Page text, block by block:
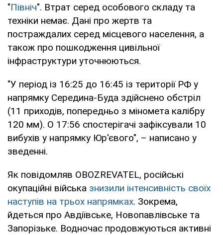
"Північ". Втрат серед особового складу та
техніки немає. Дані про жертв та
постраждалих серед місцевого населення, а
також про пошкодження цивільної
інфраструктури уточнюються.
"У період із 16:25 до 16:45 із території РФ у
напрямку Середина-Буда здійснено обстріл
(11 приходів, попередньо з міномета калібру
120 мм). О 17:56 спостерігачі зафіксували 10
вибухів у напрямку Юр'євого", – написано у
зведенні.
Як повідомляв OBOZREVATEL, російські
окупаційні війська знизили інтенсивність своїх
наступів на трьох напрямках. Зокрема,
йдеться про Авдіївське, Новопавлівське та
Запорізьке. Водночас продовжуються активні